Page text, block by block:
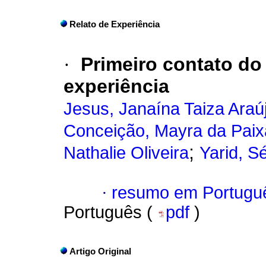
Relato de Experiência
·
Primeiro contato
experiência
Jesus, Janaína Taiza
Conceição, Mayra da
Nathalie Oliveira; Yarid,
· resumo em
Português (
pdf )
Artigo Original